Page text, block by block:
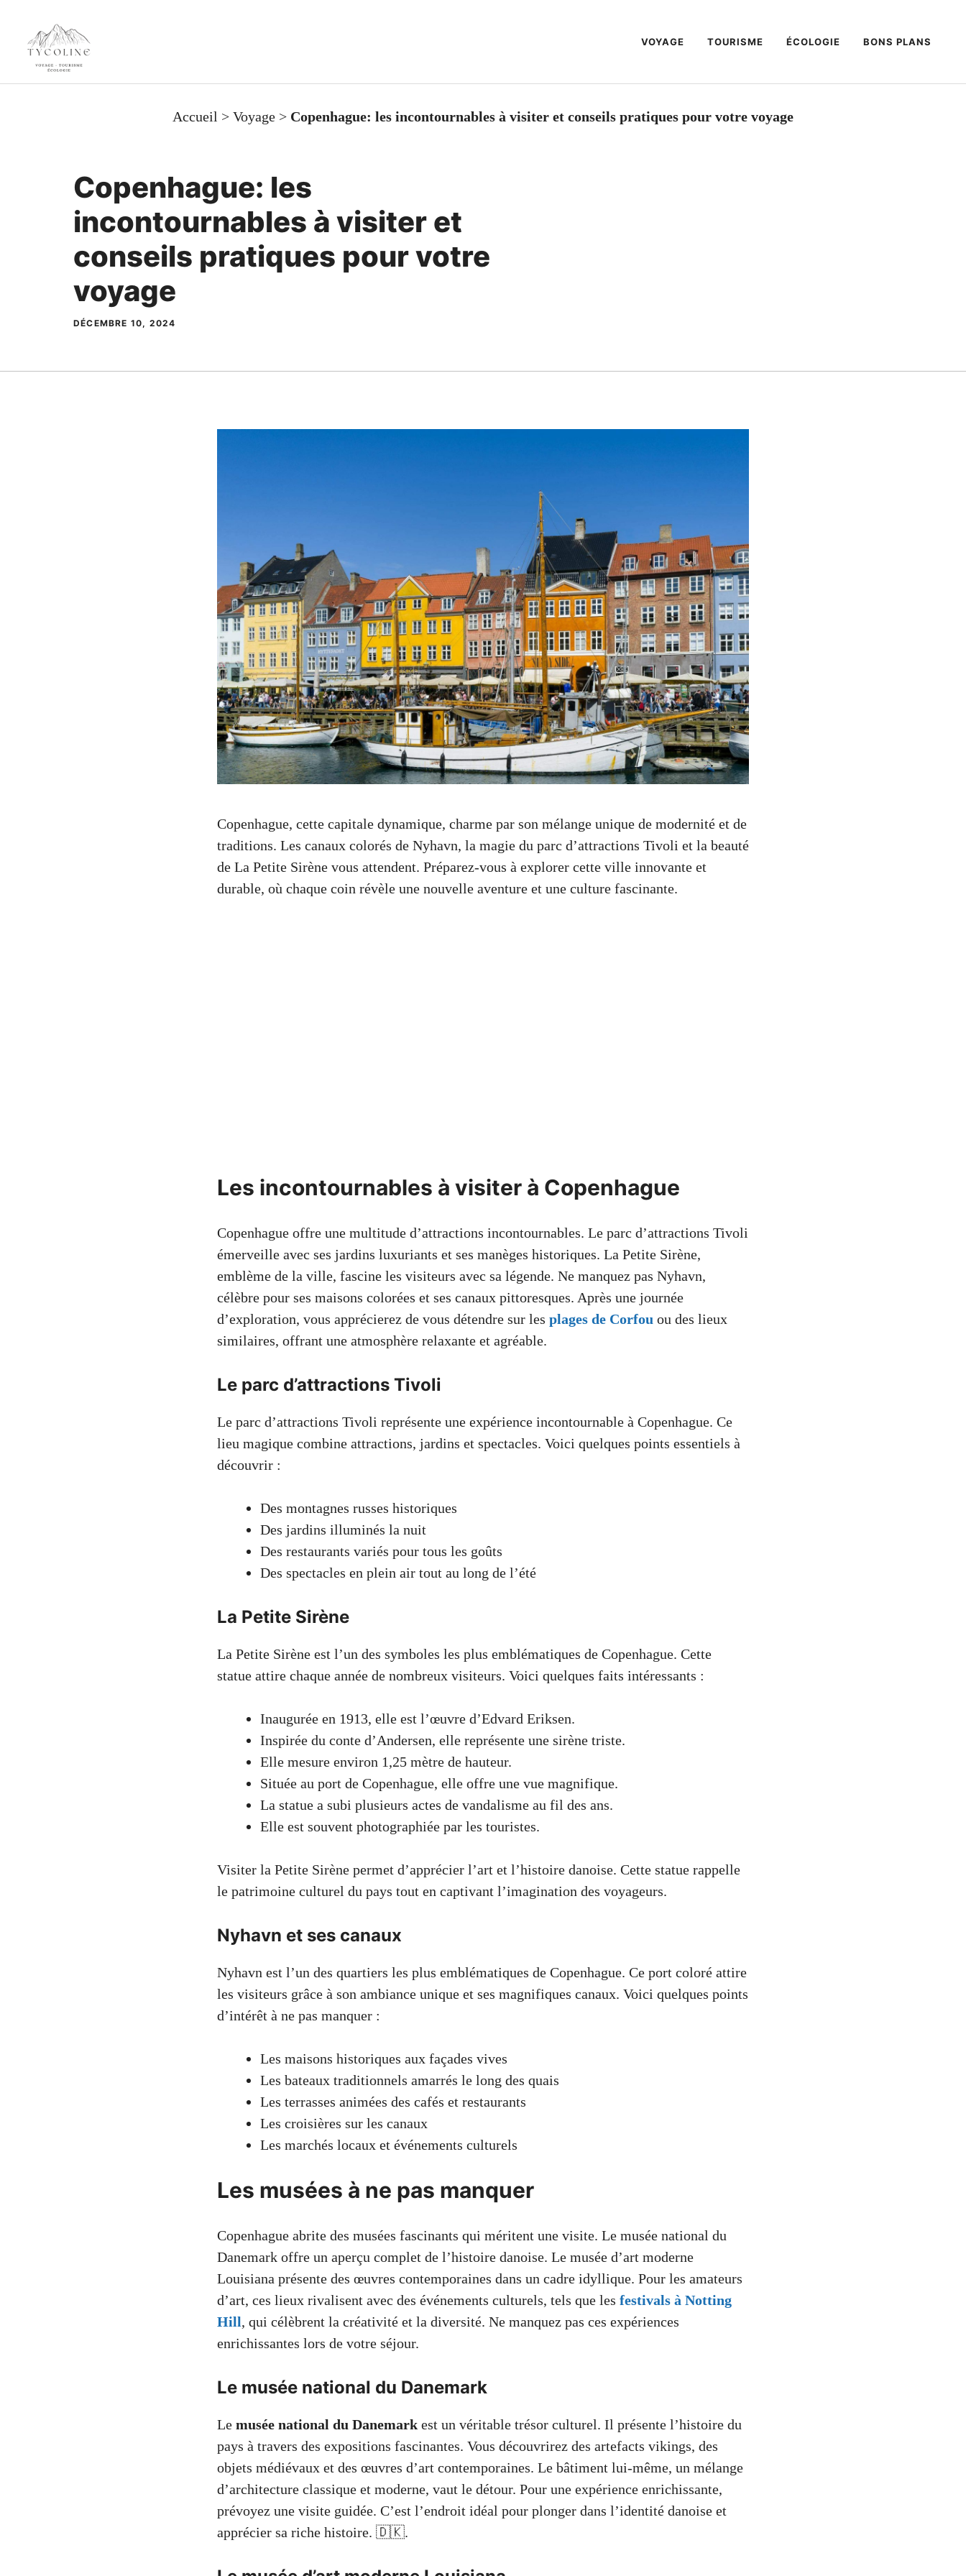
contenu
VOYAGE TOURISME ÉCOLOGIE BONS PLANS
Accueil > Voyage > Copenhague: les incontournables à visiter et conseils pratiques pour votre voyage
Copenhague: les
incontournables à visiter et
conseils pratiques pour votre
voyage
DÉCEMBRE 10, 2024
Copenhague, cette capitale dynamique, charme par son mélange unique de modernité et de
traditions. Les canaux colorés de Nyhavn, la magie du parc d’attractions Tivoli et la beauté
de La Petite Sirène vous attendent. Préparez-vous à explorer cette ville innovante et
durable, où chaque coin révèle une nouvelle aventure et une culture fascinante.
Les incontournables à visiter à Copenhague
Copenhague offre une multitude d’attractions incontournables. Le parc d’attractions Tivoli
émerveille avec ses jardins luxuriants et ses manèges historiques. La Petite Sirène,
emblème de la ville, fascine les visiteurs avec sa légende. Ne manquez pas Nyhavn,
célèbre pour ses maisons colorées et ses canaux pittoresques. Après une journée
d’exploration, vous apprécierez de vous détendre sur les plages de Corfou ou des lieux
similaires, offrant une atmosphère relaxante et agréable.
Le parc d’attractions Tivoli
Le parc d’attractions Tivoli représente une expérience incontournable à Copenhague. Ce
lieu magique combine attractions, jardins et spectacles. Voici quelques points essentiels à
découvrir :
Des montagnes russes historiques
Des jardins illuminés la nuit
Des restaurants variés pour tous les goûts
Des spectacles en plein air tout au long de l’été
La Petite Sirène
La Petite Sirène est l’un des symboles les plus emblématiques de Copenhague. Cette
statue attire chaque année de nombreux visiteurs. Voici quelques faits intéressants :
Inaugurée en 1913, elle est l’œuvre d’Edvard Eriksen.
Inspirée du conte d’Andersen, elle représente une sirène triste.
Elle mesure environ 1,25 mètre de hauteur.
Située au port de Copenhague, elle offre une vue magnifique.
La statue a subi plusieurs actes de vandalisme au fil des ans.
Elle est souvent photographiée par les touristes.
Visiter la Petite Sirène permet d’apprécier l’art et l’histoire danoise. Cette statue rappelle
le patrimoine culturel du pays tout en captivant l’imagination des voyageurs.
Nyhavn et ses canaux
Nyhavn est l’un des quartiers les plus emblématiques de Copenhague. Ce port coloré attire
les visiteurs grâce à son ambiance unique et ses magnifiques canaux. Voici quelques points
d’intérêt à ne pas manquer :
Les maisons historiques aux façades vives
Les bateaux traditionnels amarrés le long des quais
Les terrasses animées des cafés et restaurants
Les croisières sur les canaux
Les marchés locaux et événements culturels
Les musées à ne pas manquer
Copenhague abrite des musées fascinants qui méritent une visite. Le musée national du
Danemark offre un aperçu complet de l’histoire danoise. Le musée d’art moderne
Louisiana présente des œuvres contemporaines dans un cadre idyllique. Pour les amateurs
d’art, ces lieux rivalisent avec des événements culturels, tels que les festivals à Notting
Hill, qui célèbrent la créativité et la diversité. Ne manquez pas ces expériences
enrichissantes lors de votre séjour.
Le musée national du Danemark
Le musée national du Danemark est un véritable trésor culturel. Il présente l’histoire du
pays à travers des expositions fascinantes. Vous découvrirez des artefacts vikings, des
objets médiévaux et des œuvres d’art contemporaines. Le bâtiment lui-même, un mélange
d’architecture classique et moderne, vaut le détour. Pour une expérience enrichissante,
prévoyez une visite guidée. C’est l’endroit idéal pour plonger dans l’identité danoise et
apprécier sa riche histoire. 🇩🇰.